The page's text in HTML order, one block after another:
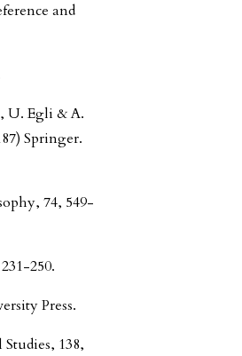
and
U. Egli & A.
Springer.
74, 549-
250.
Press.
138,